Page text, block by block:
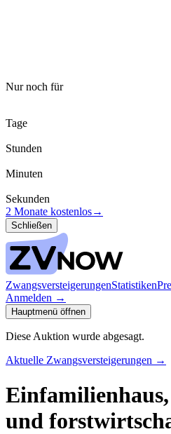
Nur noch für
Tage
Stunden
Minuten
Sekunden
2 Monate kostenlos→
Schließen
ZwangsversteigerungenStatistiken
Anmelden →
Hauptmenü öffnen
Diese Auktion wurde abgesagt.
Aktuelle Zwangsversteigerungen →
und